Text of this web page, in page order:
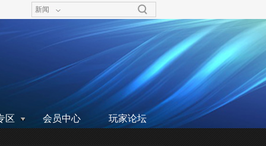
新闻
区 会员中心 玩家论坛